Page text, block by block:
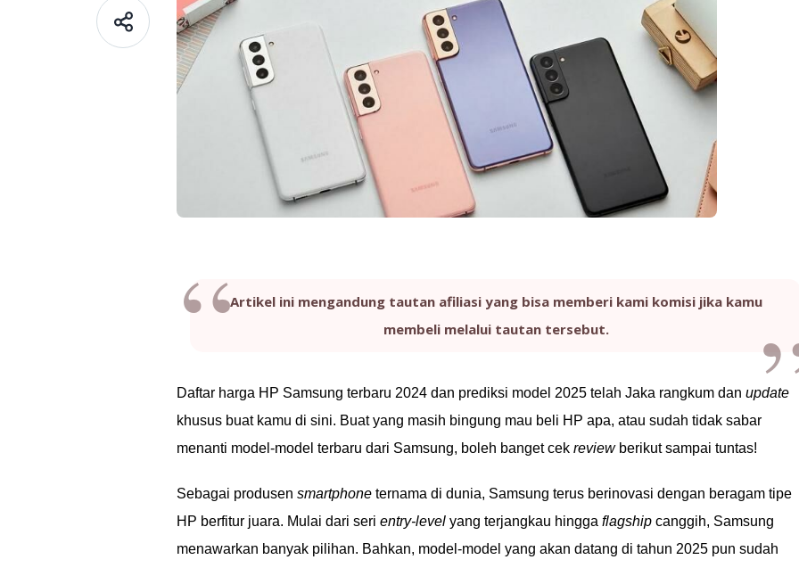
Artikel ini mengandung tautan afiliasi yang bisa memberi kami komisi jika kamu
membeli melalui tautan tersebut.
Daftar harga HP Samsung terbaru 2024 dan prediksi model 2025 telah Jaka rangkum dan update
khusus buat kamu di sini. Buat yang masih bingung mau beli HP apa, atau sudah tidak sabar
menanti model-model terbaru dari Samsung, boleh banget cek reviewberikut sampai tuntas!
Sebagai produsen smartphone ternama di dunia, Samsung terus berinovasi dengan beragam tipe
HP berfitur juara. Mulai dari seri entry-level yang terjangkau hingga flagship canggih, Samsung
menawarkan banyak pilihan. Bahkan, model-model yang akan datang di tahun 2025 pun sudah